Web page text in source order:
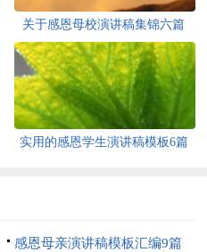
关于感恩母校演讲稿集锦六篇
实用的感恩学生演讲稿模板6篇
感恩母亲演讲稿模板汇编9篇